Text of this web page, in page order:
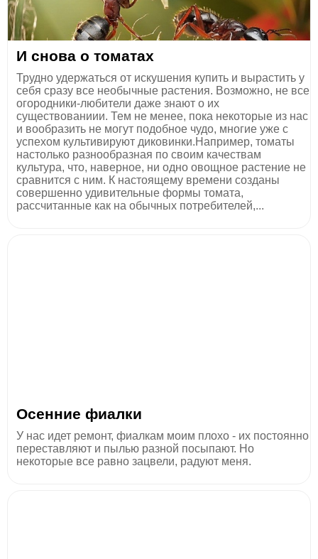
И снова о томатах
Трудно удержаться от искушения купить и вырастить у
себя сразу все необычные растения. Возможно, не все
огородники-любители даже знают о их
существованиии. Тем не менее, пока некоторые из нас
и вообразить не могут подобное чудо, многие уже с
успехом культивируют диковинки.Например, томаты
настолько разнообразная по своим качествам
культура, что, наверное, ни одно овощное растение не
сравнится с ним. К настоящему времени созданы
совершенно удивительные формы томата,
рассчитанные как на обычных потребителей,...
Осенние фиалки
У нас идет ремонт, фиалкам моим плохо - их постоянно
переставляют и пылью разной посыпают. Но
некоторые все равно зацвели, радуют меня.